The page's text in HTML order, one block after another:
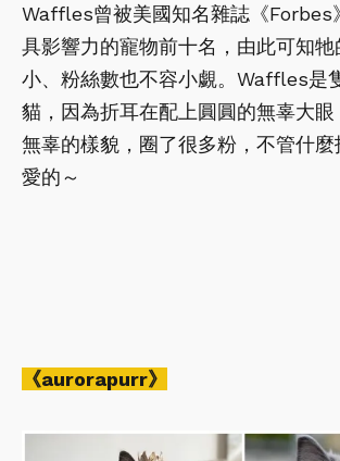
Waffles曾被美國知名雜誌《Forbes
具影響力的寵物前十名，由此可知牠
小、粉絲數也不容小覷。Waffles是
貓，因為折耳在配上圓圓的無辜大
無辜的樣貌，圈了很多粉，不管什
愛的～
《aurorapurr》